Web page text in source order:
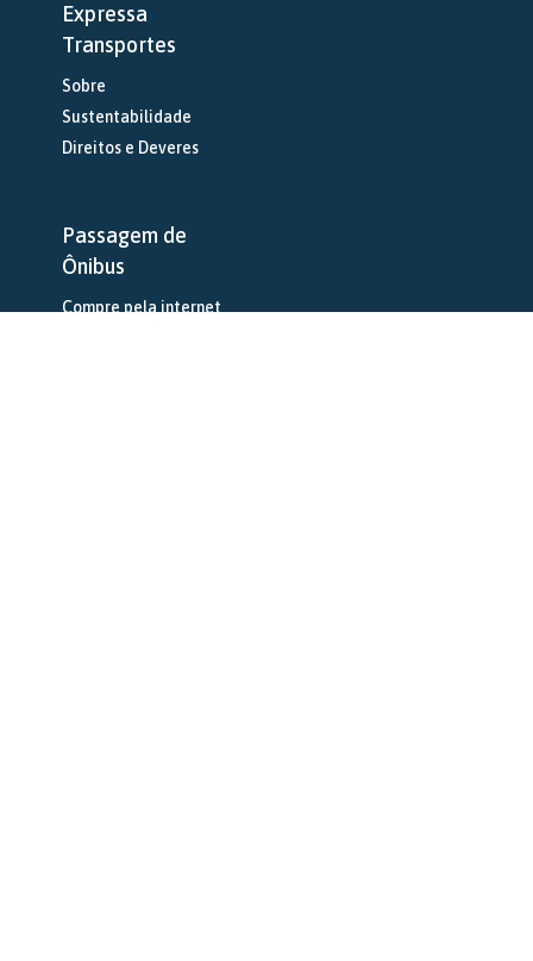
Expressa
Transportes
Sobre
Sustentabilidade
Direitos e Deveres
Passagem de
Ônibus
Compre pela internet